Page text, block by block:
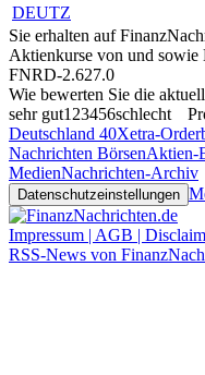
DEUTZ
Sie erhalten auf
Aktienkurse von und sowie
FNRD-2.627.0
Wie bewerten Sie die
sehr gut1 23456schlecht
Deutschland 40Xetra-
Nachrichten BörsenAktien-
MedienNachrichten-Archiv
Datenschutzeinstellungen
Impressum | AGB |
RSS-News von